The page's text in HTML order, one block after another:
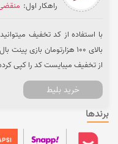
راهکار اول:
بالای 100 هزارتومان
از تخفیف میبایست کد را کپی
خرید بلیط
برندها